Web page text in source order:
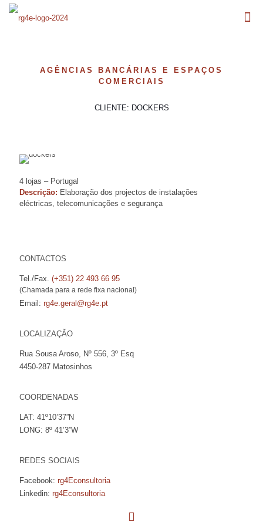
AGÊNCIAS BANCÁRIAS E ESPAÇOS
COMERCIAIS
CLIENTE: DOCKERS
4 lojas – Portugal
Descrição: Elaboração dos projectos de instalações
eléctricas, telecomunicações e segurança
CONTACTOS
Tel./Fax. (+351) 22 493 66 95
(Chamada para a rede fixa nacional)
Email: rg4e.geral@rg4e.pt
LOCALIZAÇÃO
Rua Sousa Aroso, Nº 556, 3º Esq
4450-287 Matosinhos
COORDENADAS
LAT: 41º10’37”N
LONG: 8º 41’3”W
REDES SOCIAIS
Facebook: rg4Econsultoria
Linkedin: rg4Econsultoria